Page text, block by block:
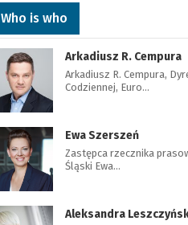
Who is who
Arkadiusz R. Cempura
Arkadiusz R. Cempura,
Codziennej, Euro…
Ewa Szerszeń
Zastępca rzecznika
Śląski Ewa…
Aleksandra